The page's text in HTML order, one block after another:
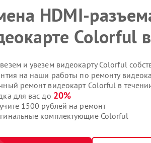
HDMI-
Colorful
и увезем видеокарту Colorful
на наши работы по ремонту
ремонт видеокарт Colorful в
для вас до 20%
1500 рублей на ремонт
комплектующие Colorful